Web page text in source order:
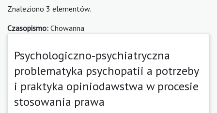
Znaleziono 3 elementów.
Czasopismo: Chowanna
Psychologiczno‑psychiatryczna
problematyka psychopatii a potrzeby
i praktyka opiniodawstwa w procesie
stosowania prawa